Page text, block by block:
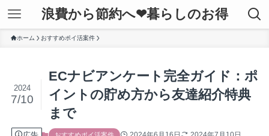
浪費から節約へ❤暮らしのお得
ホーム おすすめポイ活案件
ECナビアンケート完全ガイド：ポ
イントの貯め方から友達紹介特典
まで
2024
7/10